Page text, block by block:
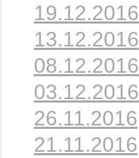
19.12.2016
13.12.2016
08.12.2016
03.12.2016
26.11.2016
21.11.2016